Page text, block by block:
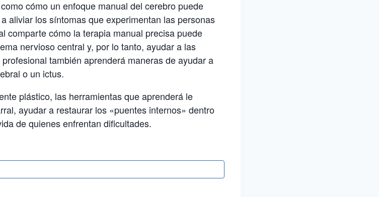
cómo un enfoque manual del cerebro puede
aliviar los síntomas que experimentan las personas
comparte cómo la terapia manual precisa puede
nervioso central y, por lo tanto, ayudar a las
también aprenderá maneras de ayudar a
o un ictus.
plástico, las herramientas que aprenderá le
ayudar a restaurar los «puentes internos» dentro
de quienes enfrentan dificultades.